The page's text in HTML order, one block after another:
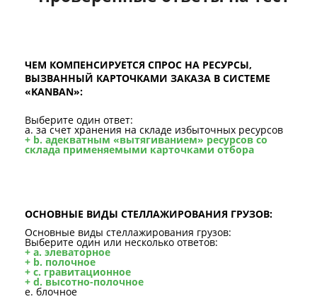
ЧЕМ КОМПЕНСИРУЕТСЯ СПРОС НА РЕСУРСЫ,
ВЫЗВАННЫЙ КАРТОЧКАМИ ЗАКАЗА В СИСТЕМЕ
«KANBAN»:
Выберите один ответ:
a. за счет хранения на складе избыточных ресурсов
+ b. адекватным «вытягиванием» ресурсов со
склада применяемыми карточками отбора
ОСНОВНЫЕ ВИДЫ СТЕЛЛАЖИРОВАНИЯ ГРУЗОВ:
Основные виды стеллажирования грузов:
Выберите один или несколько ответов:
+ a. элеваторное
+ b. полочное
+ c. гравитационное
+ d. высотно-полочное
e. блочное